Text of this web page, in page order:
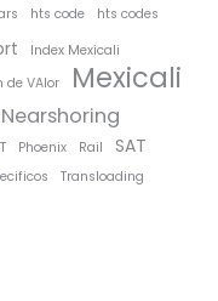
hts code
hts codes
Index Mexicali
de VAlor Mexicali
Nearshoring
Phoenix Rail
SAT
Transloading